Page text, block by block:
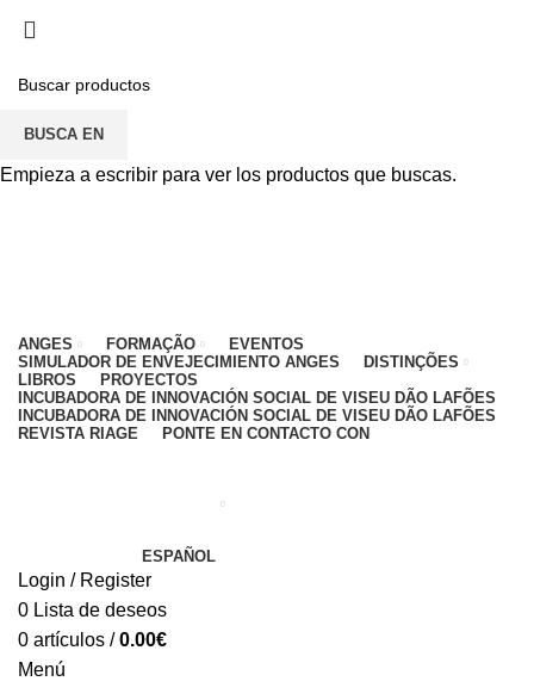
CON: CENTRO EDUCATIVO - 912 092 520 | GENERAL -
911 997 434 (CHAMADA PARA REDE MÓVEL
ANGES FORMAÇÃO
EVENTOS
SIMULADOR DE ENVEJECIMIENTO ANGES
DISTINÇÕES
LIBROS
PROYECTOS
INCUBADORA DE INNOVACIÓN SOCIAL DE VISEU DÃO LAFÕES
INCUBADORA DE INNOVACIÓN SOCIAL DE VISEU DÃO LAFÕES
REVISTA RIAGE
PONTE EN CONTACTO CON
ESPAÑOL
Login / Register
0 Lista de deseos
0 artículos / 0.00€
Menú
BUSCA EN
Empieza a escribir para ver los productos que buscas.